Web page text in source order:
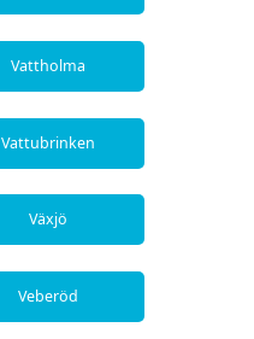
Vattholma
Vattubrinken
Växjö
Veberöd